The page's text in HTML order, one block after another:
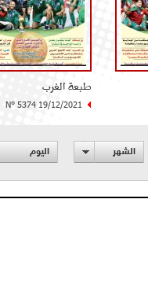
طبعة الغرب
N° 5374 19/12/2021
الشهر اليوم